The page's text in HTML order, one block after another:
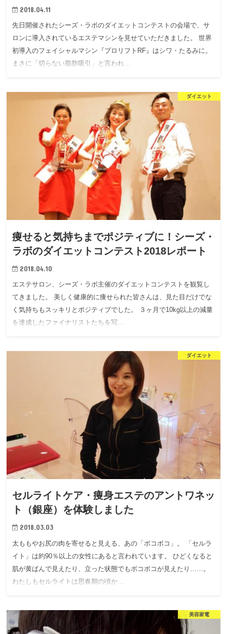
2018.04.11
先日開催されたシーズ・ラボのダイエットコンテストの会場で、サ
ロンに導入されているエステマシンを見せていただきました。 世界
初導入のフェイシャルマシン『プロリフトRF』はシワ・たるみに。
まさに「切らない脂肪吸引」と言われ…
ダイエット
痩せると気持ちまでポジティブに！シーズ・
ラボのダイエットコンテスト2018レポート
2018.04.10
エステサロン、シーズ・ラボ主催のダイエットコンテストを観覧し
てきました。 美しく健康的に痩せられた皆さんは、見た目だけでな
く気持ちもスッキリとポジティブでした。 ３ヶ月で10kg以上の減量
を達成したファイナリストたちを写…
ダイエット
セルライトケア・痩身エステのアントワネッ
ト（銀座）を体験しました
2018.03.03
太ももやお尻の肉を寄せると見える、あの「ボコボコ」。 「セルラ
イト」は約90％以上の女性にあると言われています。 ひどくなると
肌が黄ばんで見えたり、立った状態でもボコボコが見えたり……。
わたしもセルライトは思春期の頃か…
美容家電